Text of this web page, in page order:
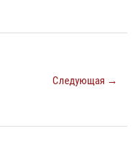
Следующая →